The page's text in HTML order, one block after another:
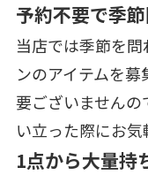
予約不要で季
当店では季節を
ンのアイテムを
要ございません
い立った際にお気
1点から大量持